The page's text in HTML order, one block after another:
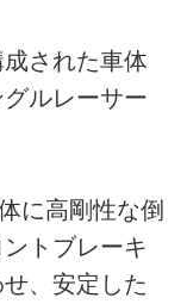
された車体
ルレーサー
に高剛性な倒
トブレーキ
、安定した